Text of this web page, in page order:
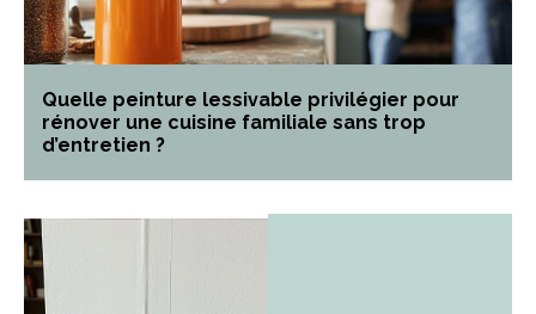
Quelle peinture lessivable privilégier pour
rénover une cuisine familiale sans trop
d’entretien ?